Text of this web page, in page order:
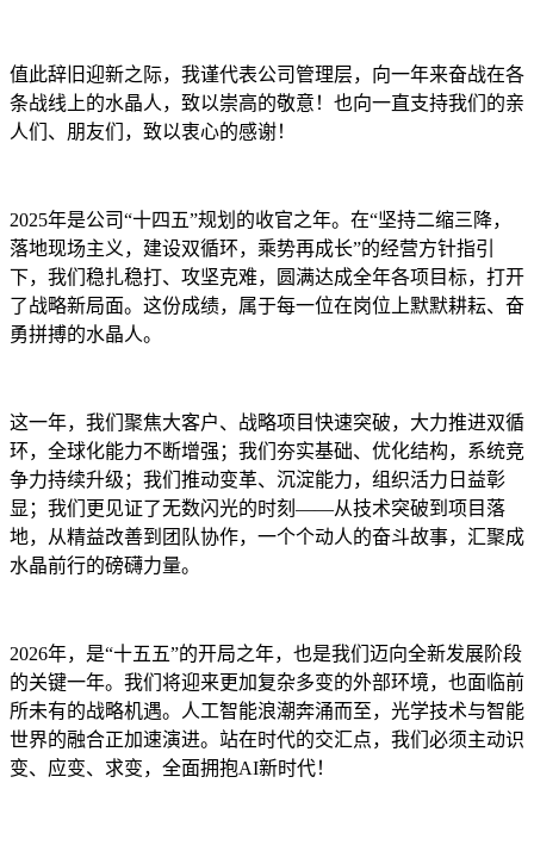
值此辞旧迎新之际，我谨代表公司管理层，向一年来奋战在各
条战线上的水晶人，致以崇高的敬意！也向一直支持我们的亲
人们、朋友们，致以衷心的感谢！
2025年是公司“十四五”规划的收官之年。在“坚持二缩三降，
落地现场主义，建设双循环，乘势再成长”的经营方针指引
下，我们稳扎稳打、攻坚克难，圆满达成全年各项目标，打开
了战略新局面。这份成绩，属于每一位在岗位上默默耕耘、奋
勇拼搏的水晶人。
这一年，我们聚焦大客户、战略项目快速突破，大力推进双循
环，全球化能力不断增强；我们夯实基础、优化结构，系统竞
争力持续升级；我们推动变革、沉淀能力，组织活力日益彰
显；我们更见证了无数闪光的时刻——从技术突破到项目落
地，从精益改善到团队协作，一个个动人的奋斗故事，汇聚成
水晶前行的磅礴力量。
2026年，是“十五五”的开局之年，也是我们迈向全新发展阶段
的关键一年。我们将迎来更加复杂多变的外部环境，也面临前
所未有的战略机遇。人工智能浪潮奔涌而至，光学技术与智能
世界的融合正加速演进。站在时代的交汇点，我们必须主动识
变、应变、求变，全面拥抱AI新时代！